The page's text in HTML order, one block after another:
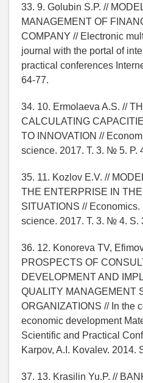
33. 9. Golubin S.P. //
MANAGEMENT OF
COMPANY // Electronic
journal with the portal of
practical conferences
64-77.
34. 10. Ermolaeva A.S. //
CALCULATING
TO INNOVATION //
science. 2017. T. 3. № 5. P.
35. 11. Kozlov E.V. //
THE ENTERPRISE IN
SITUATIONS //
science. 2017. T. 3. № 4. S.
36. 12. Konoreva TV,
PROSPECTS OF
DEVELOPMENT AND
QUALITY MANAGEMENT
ORGANIZATIONS // In the
economic development
Scientific and Practical
Karpov, A.I. Kovalev. 2014.
37. 13. Krasilin Yu.P. //